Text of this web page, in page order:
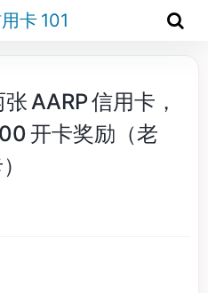
卡 101
AARP 信用卡，
开卡奖励（老